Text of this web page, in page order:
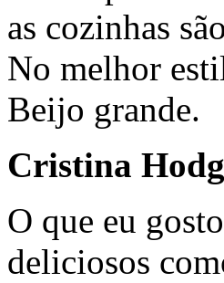
as cozinhas
No melhor
Beijo grande.
Cristina
O que eu
deliciosos